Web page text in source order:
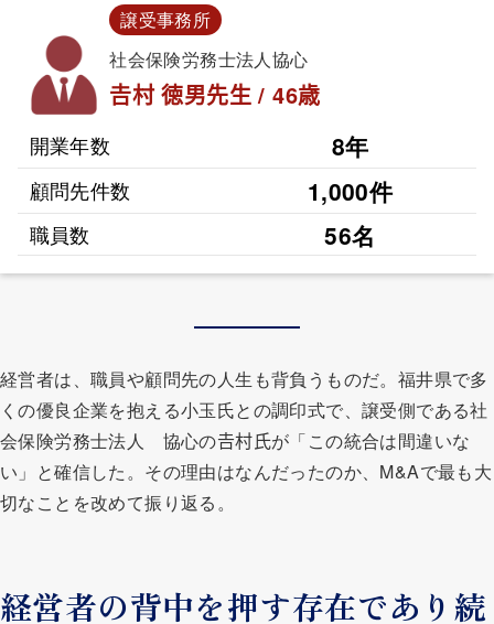
譲受事務所
社会保険労務士法人協心
𠮷村 徳男先生 / 46歳
開業年数 8年
顧問先件数 1,000件
職員数 56名
経営者は、職員や顧問先の人生も背負うものだ。福井県で多
くの優良企業を抱える小玉氏との調印式で、譲受側である社
会保険労務士法人 協心の𠮷村氏が「この統合は間違いな
い」と確信した。その理由はなんだったのか、M&Aで最も大
切なことを改めて振り返る。
経営者の背中を押す存在であり続